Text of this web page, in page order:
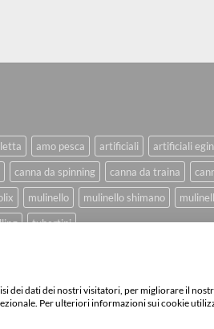
amo pesca artificiali artificiali
canna da spinning canna da traina
mulinello mulinello shimano
tubertini
FAQ CONTATTI
©IlMaestralePesca.it
dei dati dei nostri visitatori, per migliorare il
Per ulteriori informazioni sui cookie